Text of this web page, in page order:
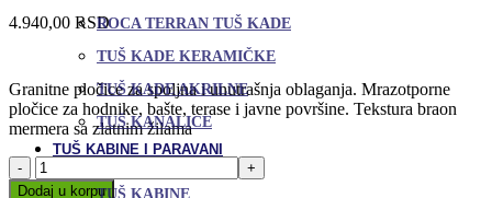
ROCA TERRAN TUŠ KADE
TUŠ KADE KERAMIČKE
TUŠ KADE AKRILNE
TUŠ KANALICE
TUŠ KABINE I PARAVANI
TUŠ KABINE
4.940,00 RSD
Granitne pločice za spoljna i unutrašnja oblaganja. Mrazotporne
pločice za hodnike, bašte, terase i javne površine. Tekstura braon
mermera sa zlatnim žilama
Granitne
pločice
Dodaj u korpu